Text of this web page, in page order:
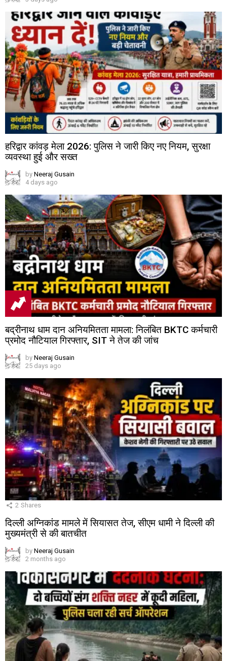
हरिद्वार कांवड़ मेला 2026: पुलिस ने जारी किए नए नियम, सुरक्षा
व्यवस्था हुई और सख्त
by Neeraj Gusain
4 days ago
बद्रीनाथ धाम दान अनियमितता मामला: निलंबित BKTC कर्मचारी
प्रमोद नौटियाल गिरफ्तार, SIT ने तेज की जांच
by Neeraj Gusain
25 days ago
2 Shares
दिल्ली अग्निकांड मामले में सियासत तेज, सीएम धामी ने दिल्ली की
मुख्यमंत्री से की बातचीत
by Neeraj Gusain
2 months ago